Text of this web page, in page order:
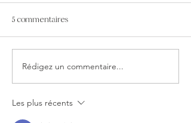
HYDRAFACIAL À NICE : LE
SOIN RÉVOLUTIONNAIRE
5 commentaires
Rédigez un commentaire...
Les plus récents